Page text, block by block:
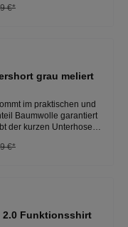
Druckstellen und
€*
grau meliert
im praktischen und
Baumwolle garantiert
der kurzen Unterhose
zwei Boxershorts-
€*
2.0 Funktionsshirt